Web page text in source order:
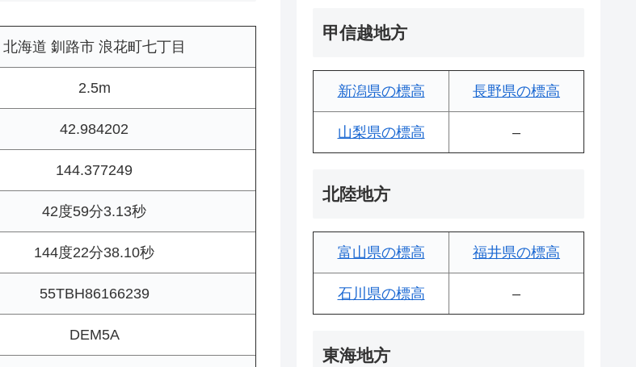
北海道 釧路市 浪花町七丁目
2.5m
42.984202
144.377249
42度59分3.13秒
144度22分38.10秒
55TBH86166239
DEM5A
甲信越地方
新潟県の標高 長野県の標高
山梨県の標高 –
北陸地方
富山県の標高 福井県の標高
石川県の標高 –
東海地方